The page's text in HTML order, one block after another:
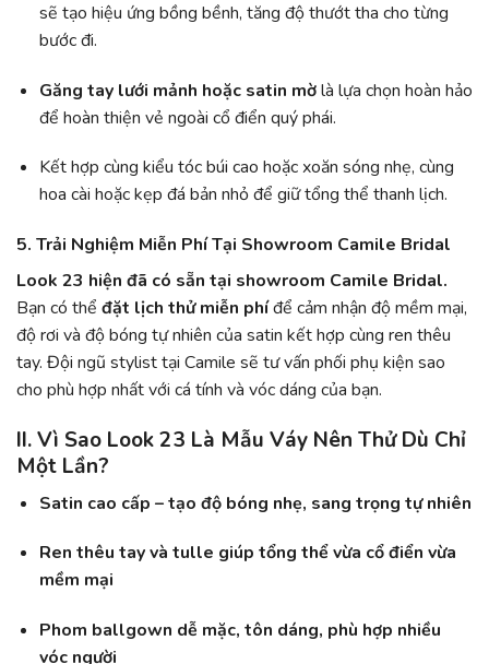
sẽ tạo hiệu ứng bồng bềnh, tăng độ thướt tha cho từng
bước đi.
Găng tay lưới mảnh hoặc satin mờlà lựa chọn hoàn hảo
để hoàn thiện vẻ ngoài cổ điển quý phái.
Kết hợp cùng kiểu tóc búi cao hoặc xoăn sóng nhẹ, cùng
hoa cài hoặc kẹp đá bản nhỏ để giữ tổng thể thanh lịch.
5. Trải Nghiệm Miễn Phí Tại Showroom Camile Bridal
Look 23 hiện đã có sẵn tại showroom Camile Bridal.
Bạn có thể đặt lịch thử miễn phíđể cảm nhận độ mềm mại,
độ rơi và độ bóng tự nhiên của satin kết hợp cùng ren thêu
tay. Đội ngũ stylist tại Camile sẽ tư vấn phối phụ kiện sao
cho phù hợp nhất với cá tính và vóc dáng của bạn.
II. Vì Sao Look 23 Là Mẫu Váy Nên Thử Dù Chỉ
Một Lần?
Satin cao cấp – tạo độ bóng nhẹ, sang trọng tự nhiên
Ren thêu tay và tulle giúp tổng thể vừa cổ điển vừa
mềm mại
Phom ballgown dễ mặc, tôn dáng, phù hợp nhiều
vóc người